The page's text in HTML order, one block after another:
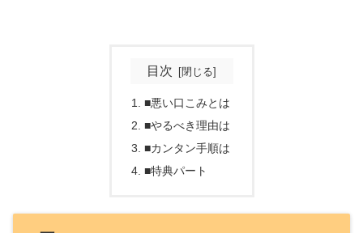
目次
■悪い口こみとは
■やるべき理由は
■カンタン手順は
■特典パート